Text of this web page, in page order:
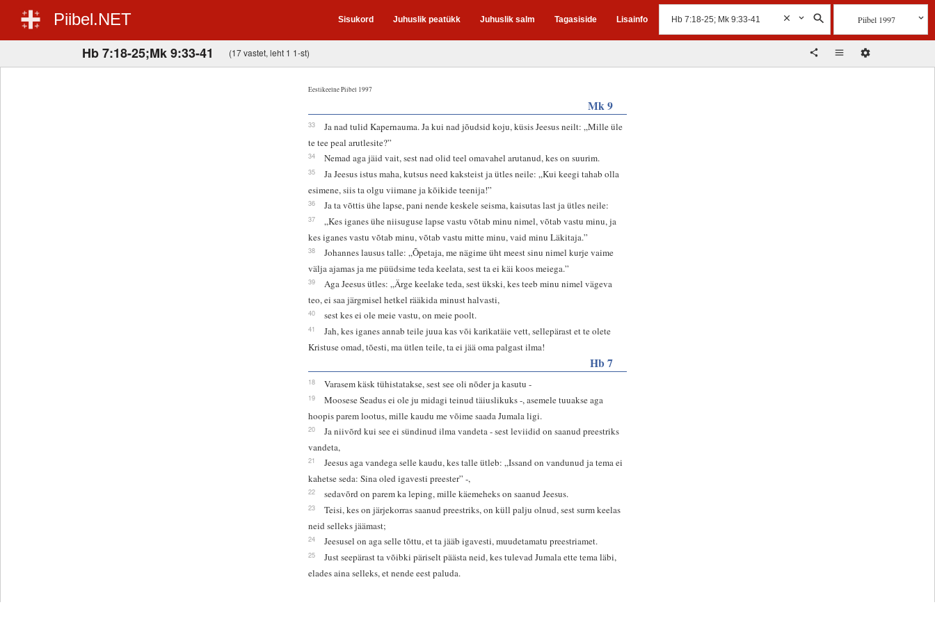
Piibel.NET Sisukord Juhuslik peatükk Juhuslik salm Tagasiside Lisainfo Piibel 1997
Hb 7:18-25;Mk 9:33-41 (17 vastet, leht 1 1-st)
Eestikeelne Piibel 1997
Mk 9
33
Ja nad tulid Kapernauma. Ja kui nad jõudsid koju, küsis Jeesus neilt: „Mille üle
te tee peal arutlesite?”
34 Nemad aga jäid vait, sest nad olid teel omavahel arutanud, kes on suurim.
35
Ja Jeesus istus maha, kutsus need kaksteist ja ütles neile: „Kui keegi tahab olla
esimene, siis ta olgu viimane ja kõikide teenija!”
36 Ja ta võttis ühe lapse, pani nende keskele seisma, kaisutas last ja ütles neile:
37
„Kes iganes ühe niisuguse lapse vastu võtab minu nimel, võtab vastu minu, ja
kes iganes vastu võtab minu, võtab vastu mitte minu, vaid minu Läkitaja.”
38
Johannes lausus talle: „Õpetaja, me nägime üht meest sinu nimel kurje vaime
välja ajamas ja me püüdsime teda keelata, sest ta ei käi koos meiega.”
39
Aga Jeesus ütles: „Ärge keelake teda, sest ükski, kes teeb minu nimel vägeva
teo, ei saa järgmisel hetkel rääkida minust halvasti,
40 sest kes ei ole meie vastu, on meie poolt.
41
Jah, kes iganes annab teile juua kas või karikatäie vett, sellepärast et te olete
Kristuse omad, tõesti, ma ütlen teile, ta ei jää oma palgast ilma!
Hb 7
18 Varasem käsk tühistatakse, sest see oli nõder ja kasutu -
19
Moosese Seadus ei ole ju midagi teinud täiuslikuks -, asemele tuuakse aga
hoopis parem lootus, mille kaudu me võime saada Jumala ligi.
20
Ja niivõrd kui see ei sündinud ilma vandeta - sest leviidid on saanud preestriks
vandeta,
21
Jeesus aga vandega selle kaudu, kes talle ütleb: „Issand on vandunud ja tema ei
kahetse seda: Sina oled igavesti preester” -,
22 sedavõrd on parem ka leping, mille käemeheks on saanud Jeesus.
23
Teisi, kes on järjekorras saanud preestriks, on küll palju olnud, sest surm keelas
neid selleks jäämast;
24 Jeesusel on aga selle tõttu, et ta jääb igavesti, muudetamatu preestriamet.
25
Just seepärast ta võibki päriselt päästa neid, kes tulevad Jumala ette tema läbi,
elades aina selleks, et nende eest paluda.